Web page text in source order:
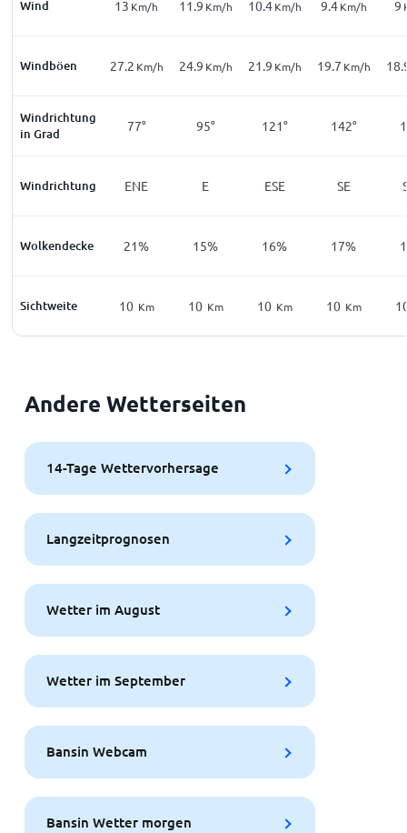
Wind 13 Km/h 11.9 Km/h 10.4Km/h 9.4Km/h 9
Windböen 27.2 Km/h 24.9 Km/h 21.9 Km/h 19.7 Km/h
Windrichtung
in Grad
77° 95° 121° 142°
Windrichtung ENE E ESE SE
Wolkendecke 21% 15% 16% 17%
Sichtweite 10 Km 10 Km 10 Km 10 Km
Andere Wetterseiten
14-Tage Wettervorhersage
Langzeitprognosen
Wetter im August
Wetter im September
Bansin Webcam
Bansin Wetter morgen